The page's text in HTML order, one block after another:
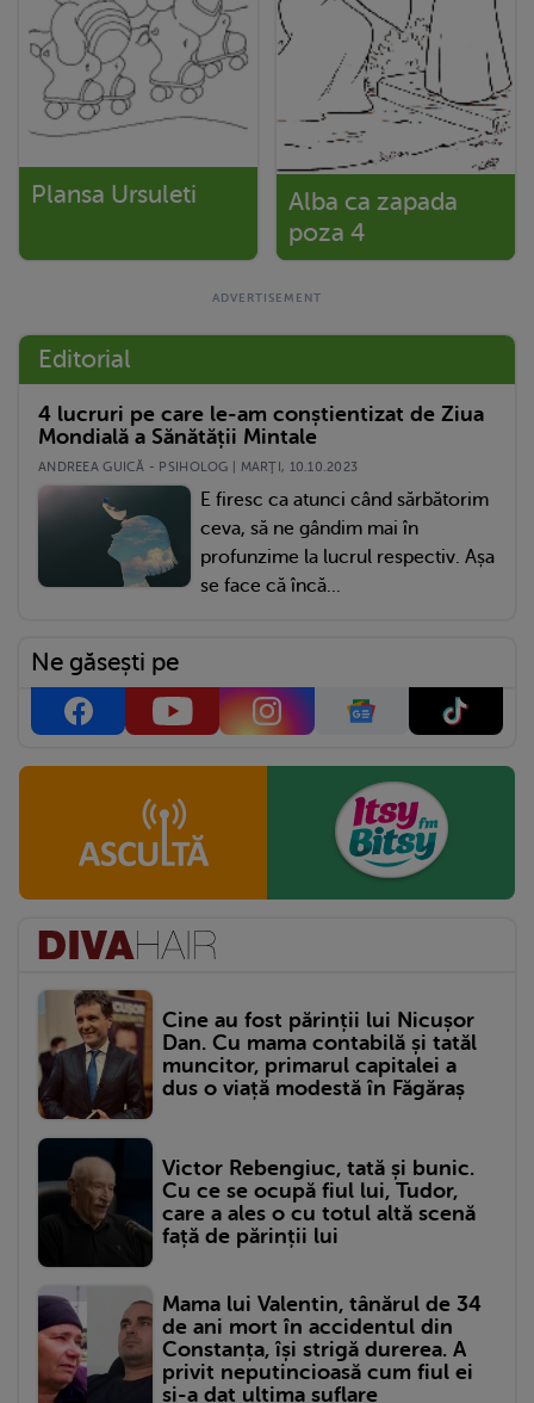
Plansa Ursuleti
Alba ca zapada
poza 4
Editorial
4 lucruri pe care le-am conștientizat de Ziua
Mondială a Sănătății Mintale
ANDREEA GUICĂ - PSIHOLOG | MARŢI, 10.10.2023
E firesc ca atunci când sărbătorim
ceva, să ne gândim mai în
profunzime la lucrul respectiv. Așa
se face că încă...
Ne găsești pe
Cine au fost părinții lui Nicușor
Dan. Cu mama contabilă și tatăl
muncitor, primarul capitalei a
dus o viață modestă în Făgăraș
Victor Rebengiuc, tată și bunic.
Cu ce se ocupă fiul lui, Tudor,
care a ales o cu totul altă scenă
față de părinții lui
Mama lui Valentin, tânărul de 34
de ani mort în accidentul din
Constanța, își strigă durerea. A
privit neputincioasă cum fiul ei
și-a dat ultima suflare